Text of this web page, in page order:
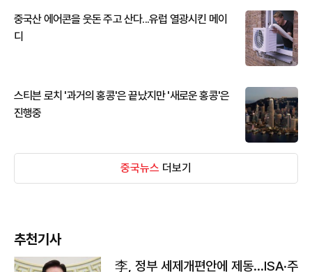
중국산 에어콘을 웃돈 주고 산다...유럽 열광시킨 메이
디
스티븐 로치 '과거의 홍콩'은 끝났지만 '새로운 홍콩'은
진행중
중국뉴스 더보기
추천기사
李, 정부 세제개편안에 제동…ISA·주